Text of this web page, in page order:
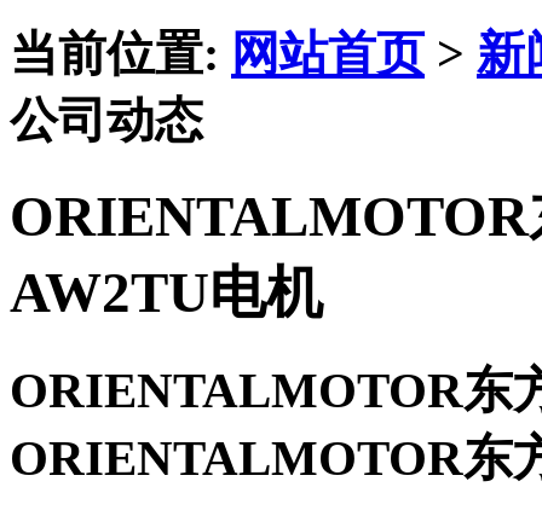
当前位置: 网站首页> 新
公司动态
AW2TU电机
ORIENTALMOTOR东
ORIENTALMOTOR东